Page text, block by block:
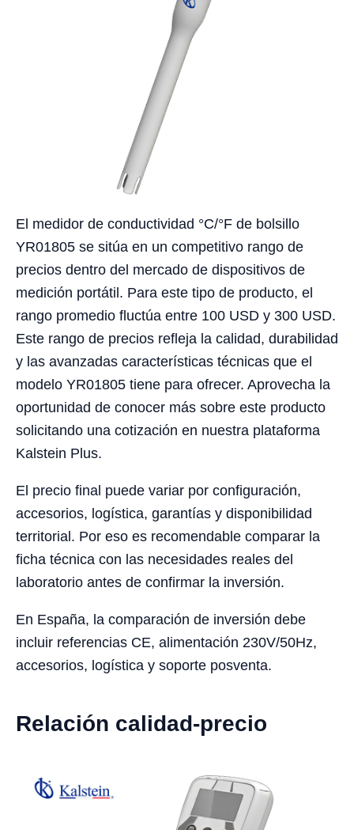
El medidor de conductividad °C/°F de bolsillo
YR01805 se sitúa en un competitivo rango de
precios dentro del mercado de dispositivos de
medición portátil. Para este tipo de producto, el
rango promedio fluctúa entre 100 USD y 300 USD.
Este rango de precios refleja la calidad, durabilidad
y las avanzadas características técnicas que el
modelo YR01805 tiene para ofrecer. Aprovecha la
oportunidad de conocer más sobre este producto
solicitando una cotización en nuestra plataforma
Kalstein Plus.
El precio final puede variar por configuración,
accesorios, logística, garantías y disponibilidad
territorial. Por eso es recomendable comparar la
ficha técnica con las necesidades reales del
laboratorio antes de confirmar la inversión.
En España, la comparación de inversión debe
incluir referencias CE, alimentación 230V/50Hz,
accesorios, logística y soporte posventa.
Relación calidad-precio